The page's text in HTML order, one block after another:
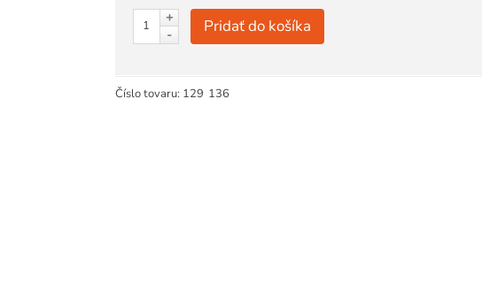
+
-
Pridať do košíka
Číslo tovaru: 129 136